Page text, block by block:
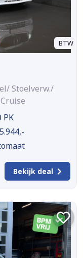
BTW
Stoelverw./
PK
Bekijk deal